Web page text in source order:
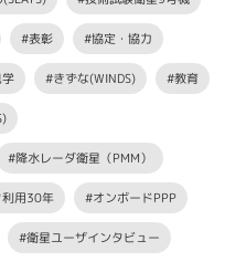
#表彰 #協定・協力
#きずな(WINDS) #教育
#降水レーダ衛星（PMM）
用30年 #オンボードPPP
#衛星ユーザインタビュー